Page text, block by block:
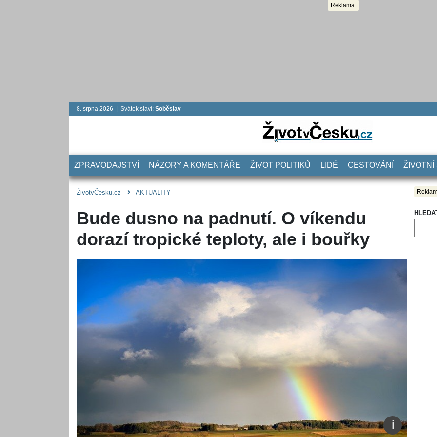
Reklama:
8. srpna 2026 | Svátek slaví: Soběslav
ZPRAVODAJSTVÍ NÁZORY A KOMENTÁŘE ŽIVOT POLITIKŮ LIDÉ CESTOVÁNÍ ŽIVOTNÍ
ŽivotvČesku.cz AKTUALITY
Bude dusno na padnutí. O víkendu
dorazí tropické teploty, ale i bouřky